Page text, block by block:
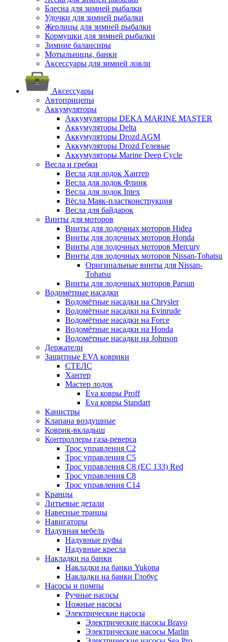
Блесна для зимней рыбалки
Удочки для зимней рыбалки
Жерлицы для зимней рыбалки
Кормушки для зимней рыбалки
Зимние балансиры
Мотыльницы, банки
Аксессуары для зимней ловли
Аксессуары
Автоприцепы
Аккумуляторы
Аккумуляторы DEKA MARINE MASTER
Аккумуляторы Delta
Аккумуляторы Drozd AGM
Аккумуляторы Drozd Гелевые
Аккумуляторы Marine Deep Cycle
Весла и гребки
Весла для лодок Хантер
Весла для лодок Флинк
Весла для лодок Intex
Вёсла Маяк-пластконструкция
Весла для байдарок
Винты для моторов
Винты для лодочных моторов Hidea
Винты для лодочных моторов Honda
Винты для лодочных моторов Mercury
Винты для лодочных моторов Nissan-Tohatsu
Оригинальные винты для Nissan-
Tohatsu
Винты для лодочных моторов Parsun
Водомётные насадки
Водомётные насадки на Chrysler
Водомётные насадки на Evinrude
Водомётные насадки на Force
Водомётные насадки на Honda
Водомётные насадки на Johnson
Держатели
Защитные EVA коврики
СТЕЛС
Хантер
Мастер лодок
Eva ковры Proff
Eva ковры Standart
Канистры
Клапана воздушные
Коврик-вкладыш
Контроллеры газа-реверса
Трос управления C2
Трос управления C5
Трос управления C8 (ЕС 133) Red
Трос управления C8
Трос управления C14
Кранцы
Литьевые детали
Навесные транцы
Навигаторы
Надувная мебель
Надувные пуфы
Надувные кресла
Накладки на банки
Накладки на банки Yukona
Накладки на банки Глобус
Насосы и помпы
Ручные насосы
Ножные насосы
Электрические насосы
Электрические насосы Bravo
Электрические насосы Marlin